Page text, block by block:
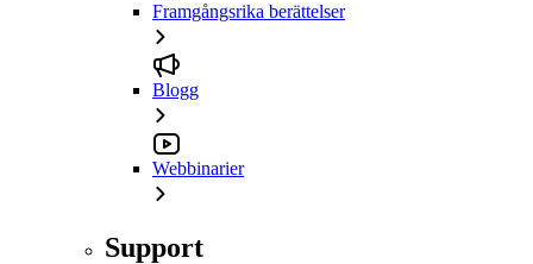
Framgångsrika berättelser
Blogg
Webbinarier
Support